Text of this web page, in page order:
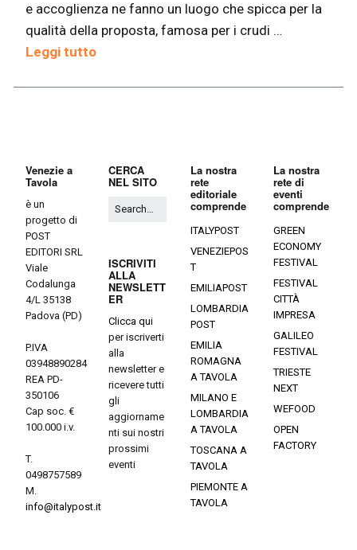
e accoglienza ne fanno un luogo che spicca per la
qualità della proposta, famosa per i crudi …
Leggi tutto
Venezie a
Tavola
è un
progetto di
POST
EDITORI SRL
Viale
Codalunga
4/L 35138
Padova (PD)
P.IVA
03948890284
REA PD-
350106
Cap soc. €
100.000 i.v.
T.
0498757589
M.
info@italypost.it
CERCA
NEL SITO
ISCRIVITI
ALLA
NEWSLETT
ER
Clicca qui
per iscriverti
alla
newsletter e
ricevere tutti
gli
aggiorname
nti sui nostri
prossimi
eventi
La nostra
rete
editoriale
comprende
ITALYPOST
VENEZIEPOS
T
EMILIAPOST
LOMBARDIA
POST
EMILIA
ROMAGNA
A TAVOLA
MILANO E
LOMBARDIA
A TAVOLA
TOSCANA A
TAVOLA
PIEMONTE A
TAVOLA
La nostra
rete di
eventi
comprende
GREEN
ECONOMY
FESTIVAL
FESTIVAL
CITTÀ
IMPRESA
GALILEO
FESTIVAL
TRIESTE
NEXT
WEFOOD
OPEN
FACTORY